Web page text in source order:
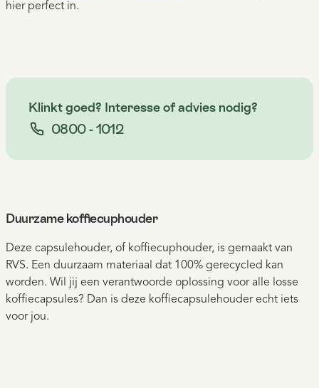
hier perfect in.
Klinkt goed? Interesse of advies nodig?
0800 - 1012
Duurzame koffiecuphouder
Deze capsulehouder, of koffiecuphouder, is gemaakt van
RVS. Een duurzaam materiaal dat 100% gerecycled kan
worden. Wil jij een verantwoorde oplossing voor alle losse
koffiecapsules? Dan is deze koffiecapsulehouder echt iets
voor jou.